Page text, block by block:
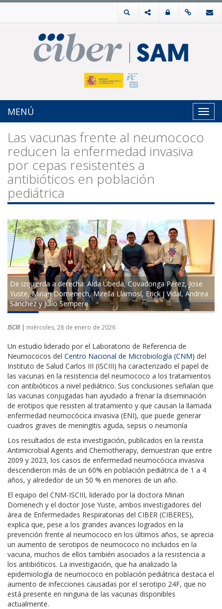
MENÚ
Las vacunas frente al neumococo
reducen la enfermedad invasiva
por cepas resistentes a
antibióticos en población
pediátrica
De izquierda a derecha: Aida Úbeda, Covadonga Pérez, Jose
Yuste, Mirian Domenech, Mirella Llamosí, Erick J Vidal, Andrea
Sánchez y Julio Sempere
ISCIII | miércoles, 28 de enero de 2026
Un estudio liderado por el Laboratorio de Referencia de
Neumococos del Centro Nacional de Microbiología (CNM)​ del
Instituto de Salud Carlos III (ISCIII) ha caracterizado el papel de
las vacunas en la resistencia del neumococo a los tratamientos
con antibióticos a nivel pediátrico. Sus conclusiones señalan que
las vacunas conjugadas han ayudado a frenar la diseminación
de erotipos que resisten al tratamiento y que causan la llamada
enfermedad neumocócica invasiva (ENI), que puede generar
cuadros graves de meningitis aguda, sepsis o neumonía
Los resultados de esta investigación, publicados en la revista
Antimicrobial Agents and Chemotherapy, demuestran que entre
2009 y 2023, los casos de enfermedad neumocócica invasiva
descendieron más de un 60% en población pediátrica de 1 a 4
años, y alrededor de un 50 % en menores de un año.
El equipo del CNM-ISCIII, liderado por la doctora Mirian
Domenech y el doctor Jose Yuste, ambos investigadores del
área de Enfermedades Respiratorias del CIBER (CIBERES),
explica que, pese a los grandes avances logrados en la
prevención frente al neumococo en los últimos años, se aprecia
un aumento de serotipos de neumococo no incluidos en la
vacuna, muchos de ellos también asociados a la resistencia a
los antibióticos. La investigación, que ha analizado la
epidemiología de neumococo en población pediátrica destaca el
aumento de infecciones causadas por el serotipo 24F, que no
está presente en ninguna de las vacunas disponibles
actualmente.